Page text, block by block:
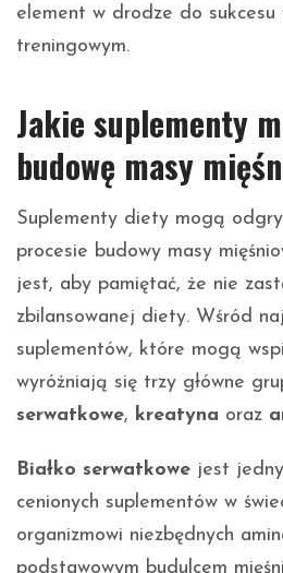
element w drodze do
treningowym.
Jakie suplementy
budowę masy
Suplementy diety mogą
procesie budowy masy
jest, aby pamiętać, że nie
zbilansowanej diety. Wśród
suplementów, które mogą
wyróżniają się trzy główne
serwatkowe, kreatyna oraz
Białko serwatkowe jest
cenionych suplementów w
organizmowi niezbędnych
podstawowym budulcem